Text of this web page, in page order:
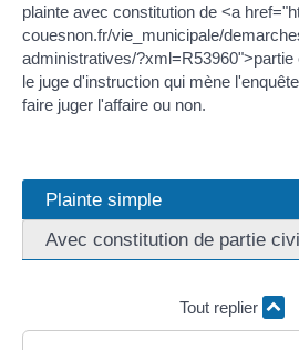
plainte avec constitution de <a
couesnon.fr/vie_municipale/
administratives/
le juge d'instruction qui mène
faire juger l'affaire ou non.
Plainte simple
Avec constitution de partie
Tout replier